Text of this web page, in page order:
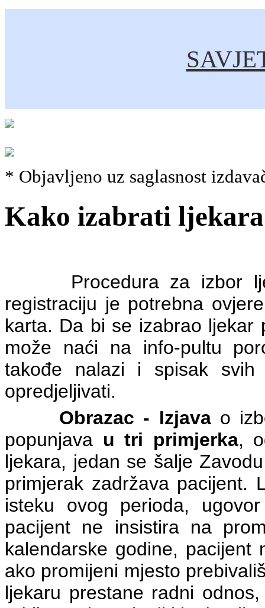
* Objavljeno uz saglasnost
Kako izabrati ljekara
Procedura za izbor
registraciju je potrebna
karta. Da bi se izabrao ljekar
može naći na info-pultu
takođe nalazi i spisak
opredjeljivati.
Obrazac - Izjavao
popunjava u tri primjerka,
ljekara, jedan se šalje
primjerak zadržava
isteku ovog perioda,
pacijent ne insistira na
kalendarske godine, pacijent
ako promijeni mjesto
ljekaru prestane radni